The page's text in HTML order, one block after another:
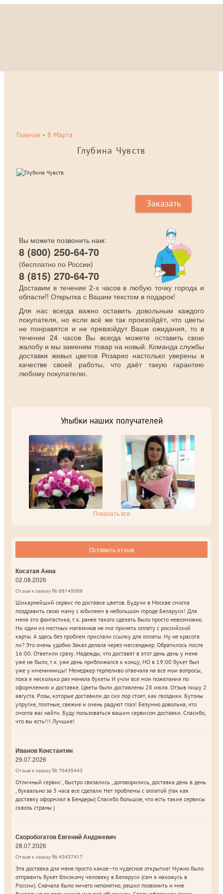
Главная • 8 Марта
Глубина Чувств
Заказать
Вы можете позвонить нам:
8 (800) 250-64-70
(бесплатно по России)
8 (815) 270-64-70
Доставим в течение 2-х часов в любую точку города и
области!! Открытка с Вашим текстом в подарок!
Для нас всегда важно оставить довольным каждого
покупателя, но если всё же так произойдёт, что цветы
не понравятся и не превзойдут Ваши ожидания, то в
течении 24 часов Вы всегда можете оставить свою
жалобу и мы заменим товар на новый. Команда службы
доставки живых цветов Розарио настолько уверены в
качестве своей работы, что даёт такую гарантию
любому покупателю.
Улыбки наших получателей
Показать все
Оставить отзыв
Косатая Анна
02.08.2026
Отзыв к заказу № 68145069
Шикарнейший сервис по доставке цветов. Будучи в Москве смогла
поздравить свою маму с юбилеем в небольшом городе Беларуси! Для
меня это фантастика, т.к. ранее такого сделать было просто невозможно.
Ни один из местных магазинов не мог принять оплату с российской
карты. А здесь без проблем прислали ссылку для оплаты. Ну не красота
ли? Это очень удобно Заказ делала через мессенджер. Обратилось после
16:00. Ответили сразу. Надежды, что доставят в этот день день у меня
уже не было, т.к. уже день приближался к концу, НО в 19:00 букет был
уже у именинницы! Менеджер терпеливо отвечала на все мои вопросы,
пока я несколько раз меняла букеты И учли все мои пожелания по
оформлению и доставке. Цветы были доставлены 28 июля. Отзыв пишу 2
августа. Розы, которые доставили до сих пор стоят, как гвоздики. Бутоны
упругие, плотные, свежие и очень радуют глаз! Безумно довольна, что
смогла вас найти. Буду пользоваться вашим сервисом доставки. Спасибо,
что вы есть!!! Лучшие!
Иванов Константин
29.07.2026
Отзыв к заказу № 76435443
Отличный сервис , быстро связались , договорились, доставка день в день
, буквально за 3 часа все сделали Нет проблемы с оплатой (так как
доставку оформлял в Бендеры) Спасибо большое, что есть такие сервисы
сквозь страны )
Скоробогатов Евгений Андреевич
28.07.2026
Отзыв к заказу № 43437417
Эта доставка для меня просто какое–то чудесное открытие! Нужно было
отправить букет близкому человеку в Беларуси (сам я нахожусь в
России). Сначала было ничего непонятно, решил позвонить и мне